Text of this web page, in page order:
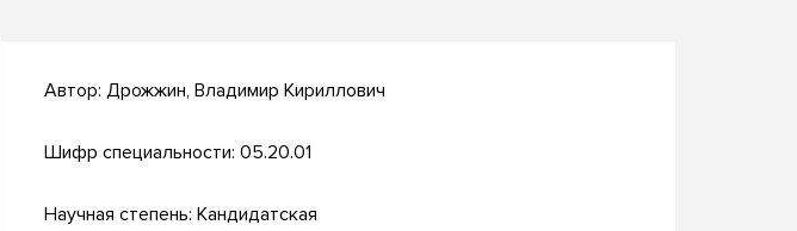
Автор: Дрожжин, Владимир Кириллович
Шифр специальности: 05.20.01
Научная степень: Кандидатская